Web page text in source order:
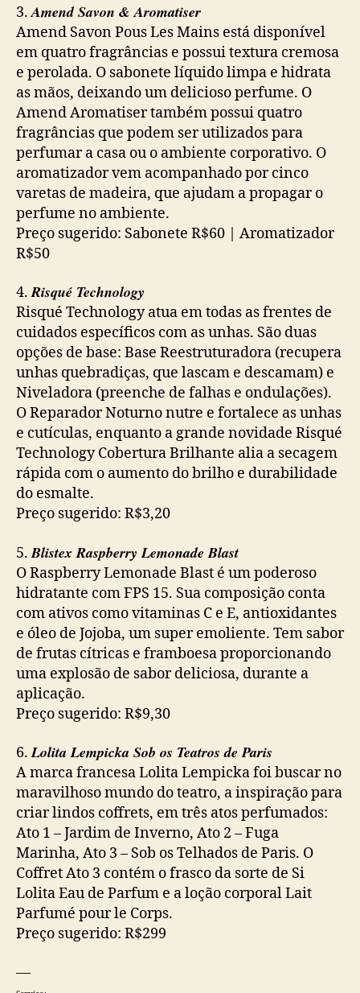
3.Amend Savon & Aromatiser
Amend Savon Pous Les Mains está disponível
em quatro fragrâncias e possui textura cremosa
e perolada. O sabonete líquido limpa e hidrata
as mãos, deixando um delicioso perfume. O
Amend Aromatiser também possui quatro
fragrâncias que podem ser utilizados para
perfumar a casa ou o ambiente corporativo. O
aromatizador vem acompanhado por cinco
varetas de madeira, que ajudam a propagar o
perfume no ambiente.
Preço sugerido: Sabonete R$60 | Aromatizador
R$50
4.Risqué Technology
Risqué Technology atua em todas as frentes de
cuidados específicos com as unhas. São duas
opções de base: Base Reestruturadora (recupera
unhas quebradiças, que lascam e descamam) e
Niveladora (preenche de falhas e ondulações).
O Reparador Noturno nutre e fortalece as unhas
e cutículas, enquanto a grande novidade Risqué
Technology Cobertura Brilhante alia a secagem
rápida com o aumento do brilho e durabilidade
do esmalte.
Preço sugerido: R$3,20
5.Blistex Raspberry Lemonade Blast
O Raspberry Lemonade Blast é um poderoso
hidratante com FPS 15. Sua composição conta
com ativos como vitaminas C e E, antioxidantes
e óleo de Jojoba, um super emoliente. Tem sabor
de frutas cítricas e framboesa proporcionando
uma explosão de sabor deliciosa, durante a
aplicação.
Preço sugerido: R$9,30
6.Lolita Lempicka Sob os Teatros de Paris
A marca francesa Lolita Lempicka foi buscar no
maravilhoso mundo do teatro, a inspiração para
criar lindos coffrets, em três atos perfumados:
Ato 1 – Jardim de Inverno, Ato 2 – Fuga
Marinha, Ato 3 – Sob os Telhados de Paris. O
Coffret Ato 3 contém o frasco da sorte de Si
Lolita Eau de Parfum e a loção corporal Lait
Parfumé pour le Corps.
Preço sugerido: R$299
—